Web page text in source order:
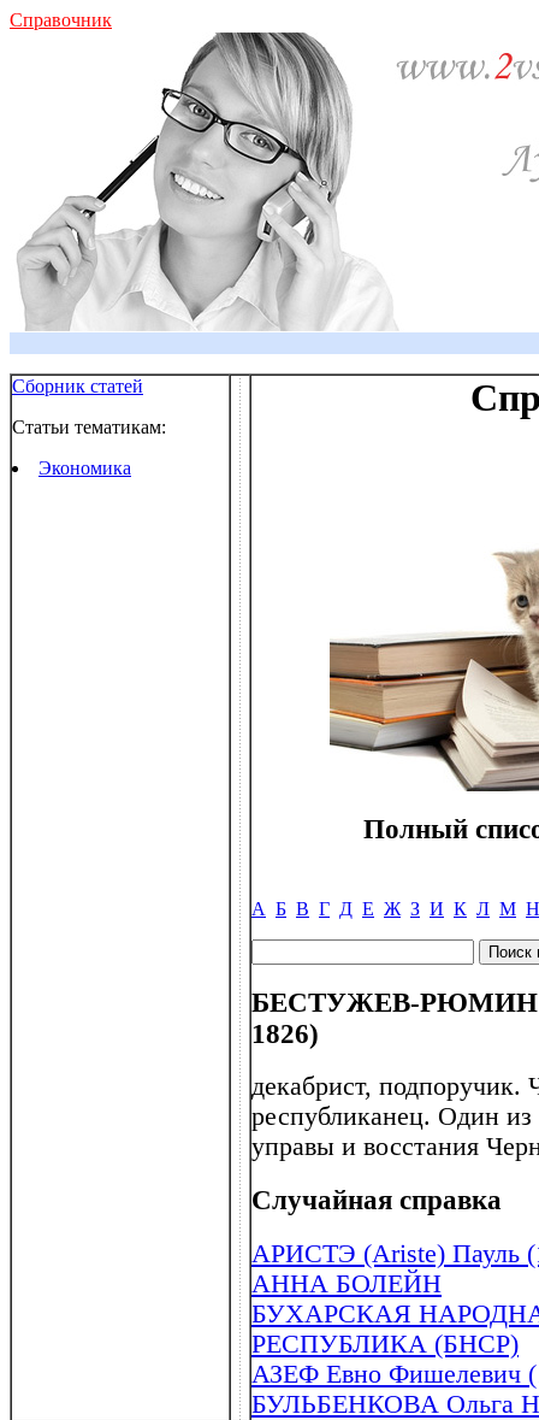
Справочник
Сборник статей
Статьи тематикам:
Экономика
Полный
А Б В Г Д Е Ж З И К Л М Н
БЕСТУЖЕВ-РЮМИН
1826)
декабрист,
республиканец. Один из
управы и восстания
Случайная справка
АРИСТЭ (Ariste) Пауль
АННА БОЛЕЙН
БУХАРСКАЯ
РЕСПУБЛИКА (БНСР)
АЗЕФ Евно Фишелевич
БУЛЬБЕНКОВА Ольга